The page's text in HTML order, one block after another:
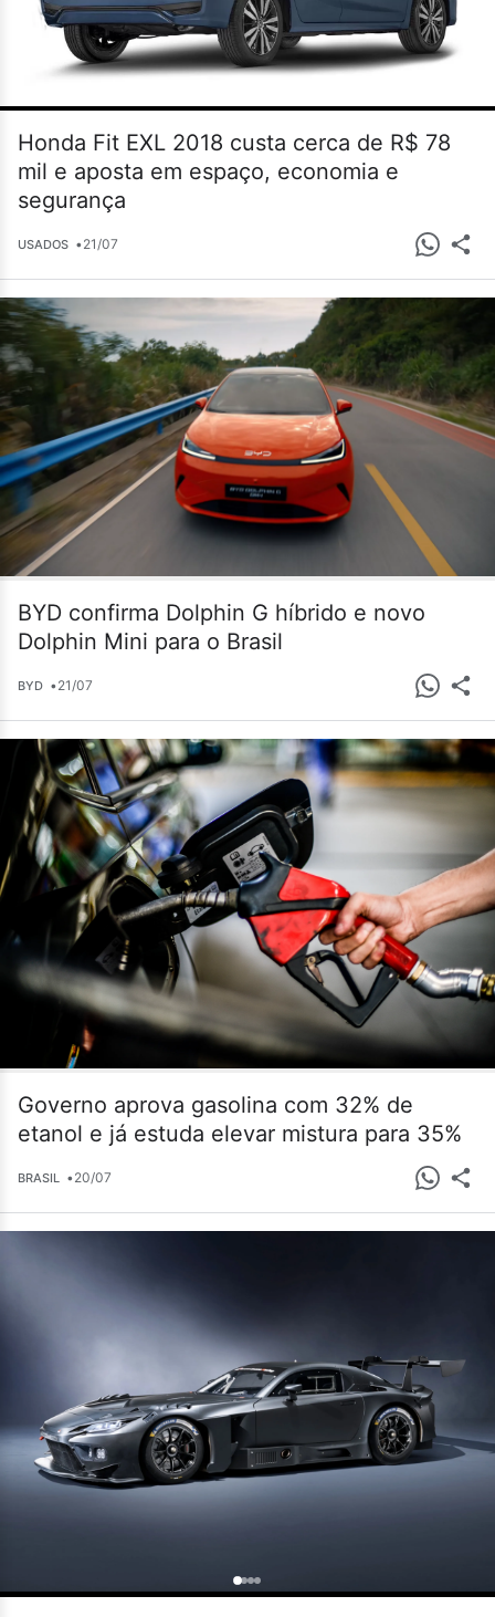
Honda Fit EXL 2018 custa cerca de R$ 78
mil e aposta em espaço, economia e
segurança
USADOS •21/07
BYD confirma Dolphin G híbrido e novo
Dolphin Mini para o Brasil
BYD •21/07
Governo aprova gasolina com 32% de
etanol e já estuda elevar mistura para 35%
BRASIL •20/07